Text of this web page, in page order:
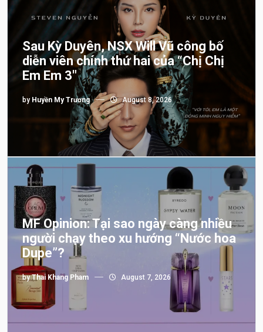
Sau Kỳ Duyên, NSX Will Vũ công bố
diễn viên chính thứ hai của “Chị Chị
Em Em 3″
by Huyền My Trương August 8, 2026
MF Opinion: Tại sao ngày càng nhiều
người chạy theo xu hướng “Nước hoa
Dupe”?
byThai Khang Pham August 7, 2026